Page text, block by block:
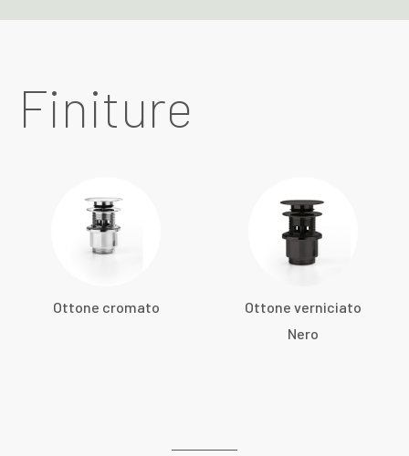
Finiture
Ottone cromato
Ottone verniciato
Nero